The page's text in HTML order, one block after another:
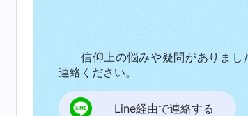
信仰上の悩みや疑問がありまし
連絡ください。
Line経由で連絡する